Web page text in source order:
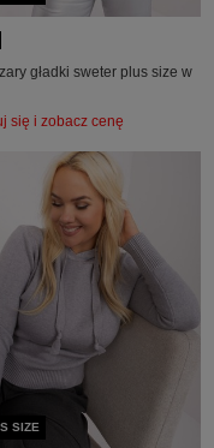
gładki sweter plus size w
się i zobacz cenę
SIZE